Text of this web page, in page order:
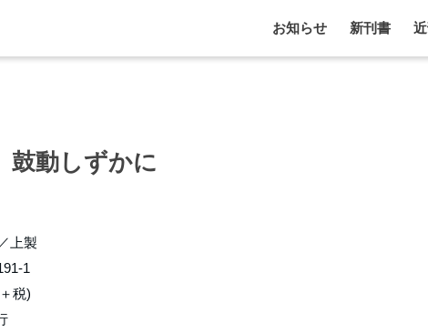
お知らせ 新刊書
動しずかに
上製
1
税)